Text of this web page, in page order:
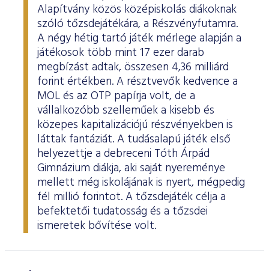
Alapítvány közös középiskolás diákoknak
szóló tőzsdejátékára, a Részvényfutamra.
A négy hétig tartó játék mérlege alapján a
játékosok több mint 17 ezer darab
megbízást adtak, összesen 4,36 milliárd
forint értékben. A résztvevők kedvence a
MOL és az OTP papírja volt, de a
vállalkozóbb szelleműek a kisebb és
közepes kapitalizációjú részvényekben is
láttak fantáziát. A tudásalapú játék első
helyezettje a debreceni Tóth Árpád
Gimnázium diákja, aki saját nyereménye
mellett még iskolájának is nyert, mégpedig
fél millió forintot. A tőzsdejáték célja a
befektetői tudatosság és a tőzsdei
ismeretek bővítése volt.